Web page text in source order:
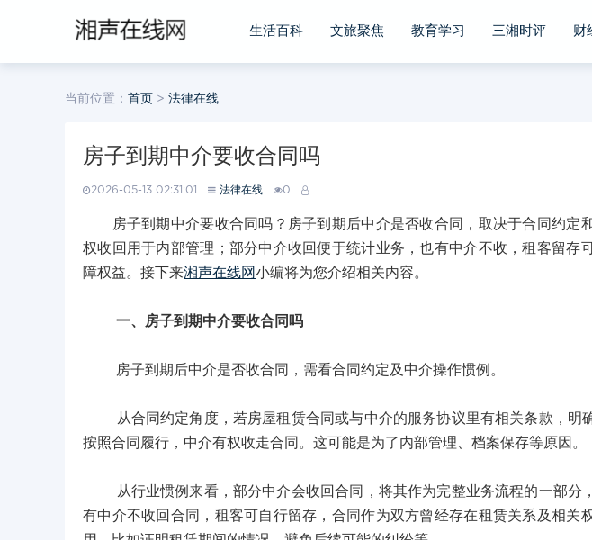
生活百科 文旅聚焦 教育学习 三湘时评 财
当前位置： 首页 > 法律在线
房子到期中介要收合同吗
2026-05-13 02:31:01 法律在线 0
房子到期中介要收合同吗？房子到期后中介是否收合同，取决于合同约定
权收回用于内部管理；部分中介收回便于统计业务，也有中介不收，租客留存
障权益。接下来湘声在线网小编将为您介绍相关内容。
一、房子到期中介要收合同吗
房子到期后中介是否收合同，需看合同约定及中介操作惯例。
从合同约定角度，若房屋租赁合同或与中介的服务协议里有相关条款，明
按照合同履行，中介有权收走合同。这可能是为了内部管理、档案保存等原因。
从行业惯例来看，部分中介会收回合同，将其作为完整业务流程的一部分
有中介不收回合同，租客可自行留存，合同作为双方曾经存在租赁关系及相关